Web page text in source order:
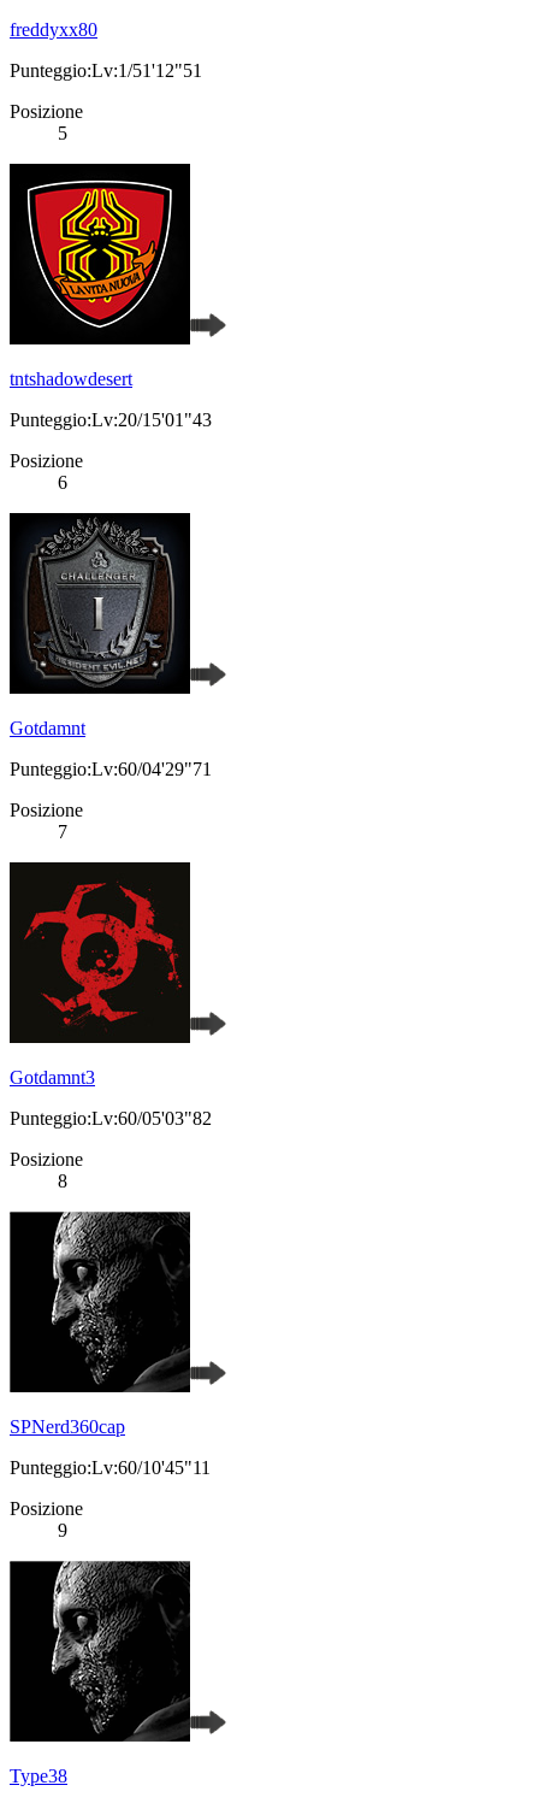
freddyxx80
Punteggio:Lv:1/51'12"51
Posizione
5
tntshadowdesert
Punteggio:Lv:20/15'01"43
Posizione
6
Gotdamnt
Punteggio:Lv:60/04'29"71
Posizione
7
Gotdamnt3
Punteggio:Lv:60/05'03"82
Posizione
8
SPNerd360cap
Punteggio:Lv:60/10'45"11
Posizione
9
Type38